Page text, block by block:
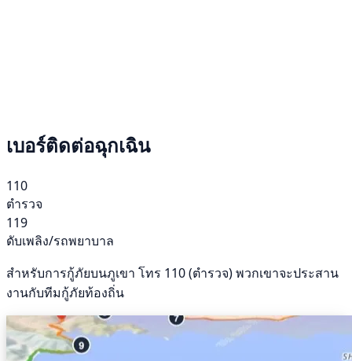
เบอร์ติดต่อฉุกเฉิน
110
ตำรวจ
119
ดับเพลิง/รถพยาบาล
สำหรับการกู้ภัยบนภูเขา โทร 110 (ตำรวจ) พวกเขาจะประสาน
งานกับทีมกู้ภัยท้องถิ่น